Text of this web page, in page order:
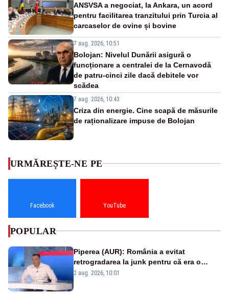
ANSVSA a negociat, la Ankara, un acord
pentru facilitarea tranzitului prin Turcia al
carcaselor de ovine și bovine
7 aug. 2026, 10:51
Bolojan: Nivelul Dunării asigură o
funcționare a centralei de la Cernavodă
de patru-cinci zile dacă debitele vor
scădea
7 aug. 2026, 10:43
Criza din energie. Cine scapă de măsurile
de raționalizare impuse de Bolojan
URMĂREȘTE-NE PE
Facebook YouTube
POPULAR
Piperea (AUR): România a evitat
retrogradarea la junk pentru că era o
catastrofă pentru bănci și fondurile de
2 aug. 2026, 10:01